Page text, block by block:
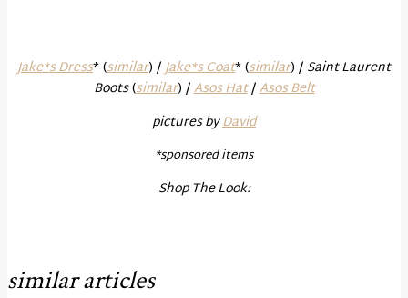
Jake*s Dress* (similar) /Jake*s Coat* (similar) / Saint Laurent
Boots(similar) /Asos Hat/Asos Belt
pictures byDavid
*sponsored items
Shop The Look:
similar articles